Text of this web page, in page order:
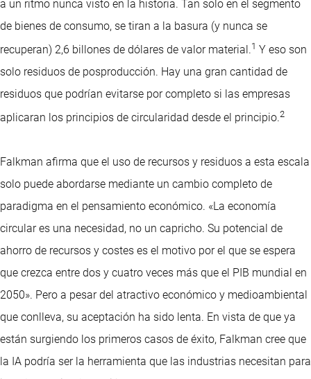
a un ritmo nunca visto en la historia. Tan solo en el segmento
de bienes de consumo, se tiran a la basura (y nunca se
recuperan) 2,6 billones de dólares de valor material.1 Y eso son
solo residuos de posproducción. Hay una gran cantidad de
residuos que podrían evitarse por completo si las empresas
aplicaran los principios de circularidad desde el principio.2
Falkman afirma que el uso de recursos y residuos a esta escala
solo puede abordarse mediante un cambio completo de
paradigma en el pensamiento económico. «La economía
circular es una necesidad, no un capricho. Su potencial de
ahorro de recursos y costes es el motivo por el que se espera
que crezca entre dos y cuatro veces más que el PIB mundial en
2050». Pero a pesar del atractivo económico y medioambiental
que conlleva, su aceptación ha sido lenta. En vista de que ya
están surgiendo los primeros casos de éxito, Falkman cree que
la IA podría ser la herramienta que las industrias necesitan para